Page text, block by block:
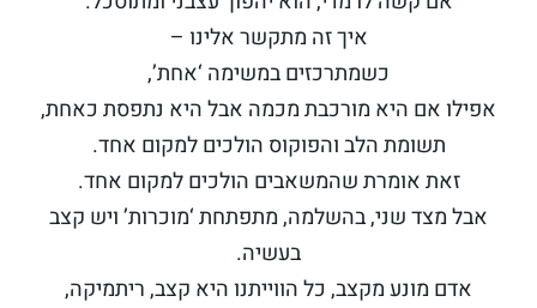
איך זה מתקשר אלינו –
כשמתרכזים במשימה ‘אחת’,
אפילו אם היא מורכבת מכמה אבל היא נתפסת כאחת,
תשומת הלב והפוקוס הולכים למקום אחד.
זאת אומרת שהמשאבים הולכים למקום אחד.
אבל מצד שני, בהשלמה, מתפתחת ‘מוכרות’ ויש קצב
בעשיה.
אדם מונע מקצב, כל הווייתנו היא קצב, ריתמיקה,